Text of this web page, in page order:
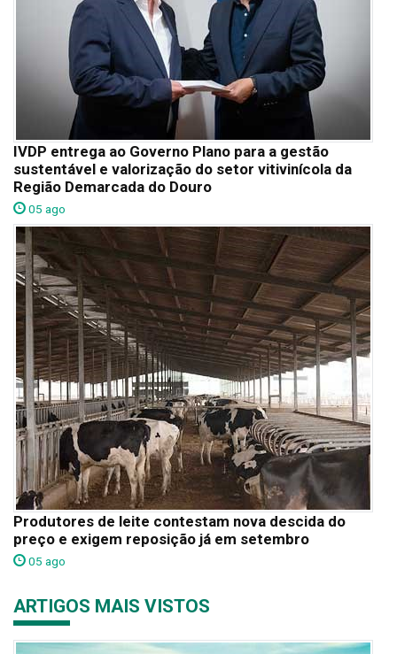
IVDP entrega ao Governo Plano para a gestão
sustentável e valorização do setor vitivinícola da
Região Demarcada do Douro
05 ago
Produtores de leite contestam nova descida do
preço e exigem reposição já em setembro
05 ago
ARTIGOS MAIS VISTOS